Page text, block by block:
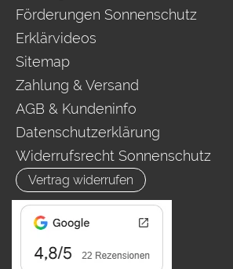
Förderungen Sonnenschutz
Erklärvideos
Sitemap
Zahlung & Versand
AGB & Kundeninfo
Datenschutzerklärung
Widerrufsrecht Sonnenschutz
Vertrag widerrufen